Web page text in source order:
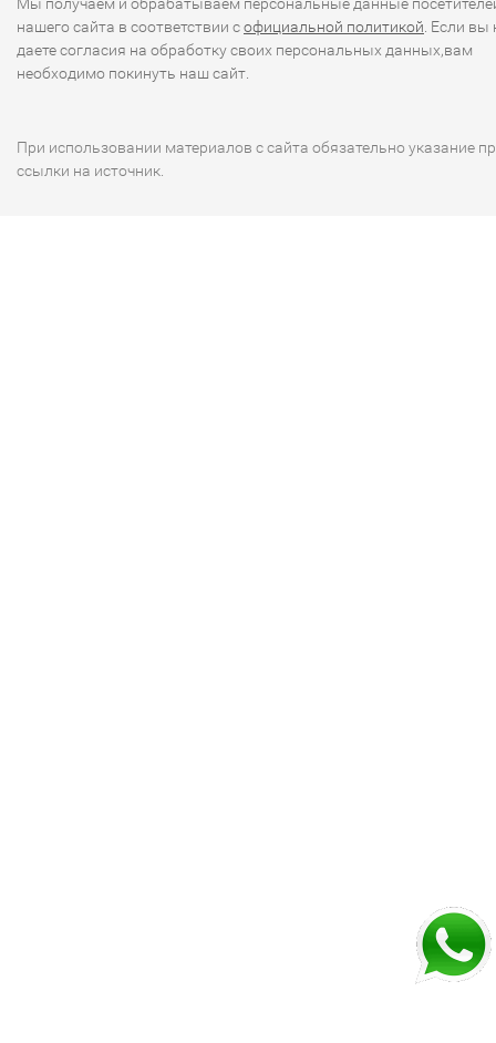
нашего сайта в соответствии софициальной политикой . Если вы
даете согласия на обработку своих персональных данных,вам
необходимо покинуть наш сайт.
При использовании материалов с сайта обязательно указание
ссылки на источник.